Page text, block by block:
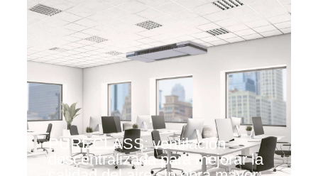
PURECLASS: ventilación
descentralizada para mejorar la